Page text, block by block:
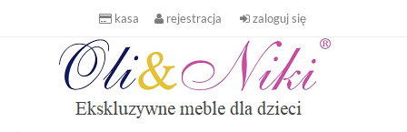
kasa rejestracja zaloguj się